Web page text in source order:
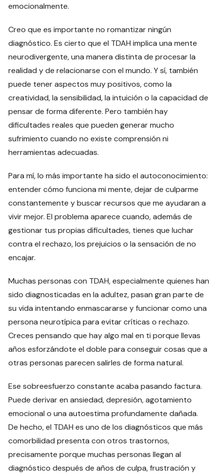
emocionalmente.
Creo que es importante no romantizar ningún
diagnóstico. Es cierto que el TDAH implica una mente
neurodivergente, una manera distinta de procesar la
realidad y de relacionarse con el mundo. Y sí, también
puede tener aspectos muy positivos, como la
creatividad, la sensibilidad, la intuición o la capacidad de
pensar de forma diferente. Pero también hay
dificultades reales que pueden generar mucho
sufrimiento cuando no existe comprensión ni
herramientas adecuadas.
Para mí, lo más importante ha sido el autoconocimiento:
entender cómo funciona mi mente, dejar de culparme
constantemente y buscar recursos que me ayudaran a
vivir mejor. El problema aparece cuando, además de
gestionar tus propias dificultades, tienes que luchar
contra el rechazo, los prejuicios o la sensación de no
encajar.
Muchas personas con TDAH, especialmente quienes han
sido diagnosticadas en la adultez, pasan gran parte de
su vida intentando enmascararse y funcionar como una
persona neurotípica para evitar críticas o rechazo.
Creces pensando que hay algo mal en ti porque llevas
años esforzándote el doble para conseguir cosas que a
otras personas parecen salirles de forma natural.
Ese sobreesfuerzo constante acaba pasando factura.
Puede derivar en ansiedad, depresión, agotamiento
emocional o una autoestima profundamente dañada.
De hecho, el TDAH es uno de los diagnósticos que más
comorbilidad presenta con otros trastornos,
precisamente porque muchas personas llegan al
diagnóstico después de años de culpa, frustración y